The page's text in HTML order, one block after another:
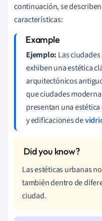
continuación, se
características:
Ejemplo: Las
exhiben una estética
arquitectónicos
que ciudades
presentan una
y edificaciones de
Las estéticas urbanas
también dentro de
ciudad.